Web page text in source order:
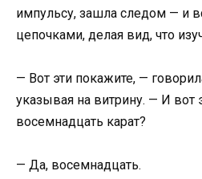
импульсу, зашла следом — и
цепочками, делая вид, что
— Вот эти покажите, —
указывая на витрину. — И вот
восемнадцать карат?
— Да, восемнадцать.